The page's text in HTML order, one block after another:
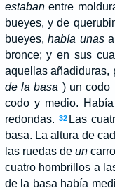
estabanentre
bueyes, y de
bueyes, había unas
bronce; y en sus
aquellas añadiduras,
de la basa ) un codo
codo y medio.
redondas.
32 Las
basa. La altura de
las ruedas de un
cuatro hombrillos a
de la basa había